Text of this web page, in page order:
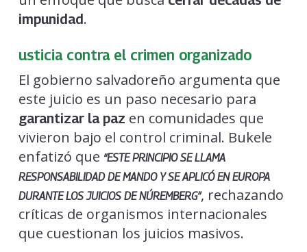
impunidad.
usticia contra el crimen organizado
El gobierno salvadoreño argumenta que
este juicio es un paso necesario para
garantizar la paz en comunidades que
vivieron bajo el control criminal. Bukele
enfatizó que “ESTE PRINCIPIO SE LLAMA
RESPONSABILIDAD DE MANDO Y SE APLICÓ EN EUROPA
DURANTE LOS JUICIOS DE NÚREMBERG”, rechazando
críticas de organismos internacionales
que cuestionan los juicios masivos.